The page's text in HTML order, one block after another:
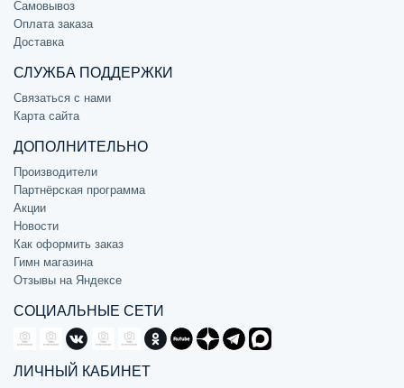
Самовывоз
Оплата заказа
Доставка
СЛУЖБА ПОДДЕРЖКИ
Связаться с нами
Карта сайта
ДОПОЛНИТЕЛЬНО
Производители
Партнёрская программа
Акции
Новости
Как оформить заказ
Гимн магазина
Отзывы на Яндексе
СОЦИАЛЬНЫЕ СЕТИ
ЛИЧНЫЙ КАБИНЕТ